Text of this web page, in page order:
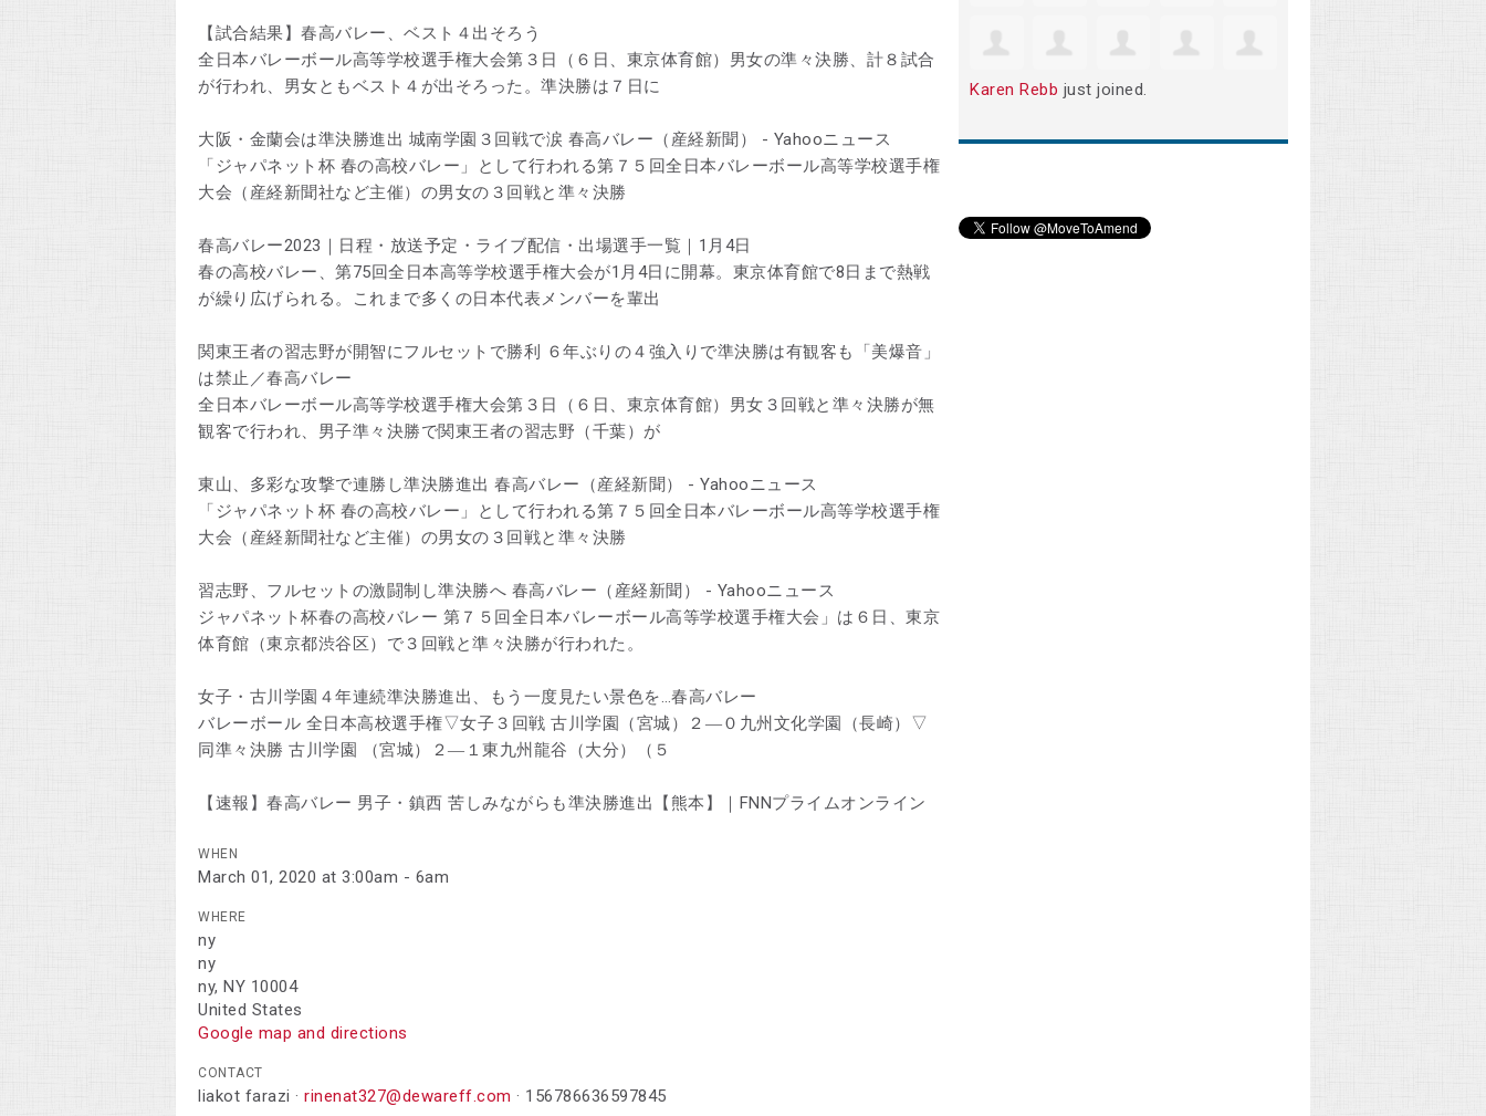
【試合結果】春高バレー、ベスト４出そろう
全日本バレーボール高等学校選手権大会第３日（６日、東京体育館）男女の準々決勝、計８試合
が行われ、男女ともベスト４が出そろった。準決勝は７日に
大阪・金蘭会は準決勝進出 城南学園３回戦で涙 春高バレー（産経新聞） - Yahooニュース
「ジャパネット杯 春の高校バレー」として行われる第７５回全日本バレーボール高等学校選手権
大会（産経新聞社など主催）の男女の３回戦と準々決勝
春高バレー2023｜日程・放送予定・ライブ配信・出場選手一覧｜1月4日
春の高校バレー、第75回全日本高等学校選手権大会が1月4日に開幕。東京体育館で8日まで熱戦
が繰り広げられる。これまで多くの日本代表メンバーを輩出
関東王者の習志野が開智にフルセットで勝利 ６年ぶりの４強入りで準決勝は有観客も「美爆音」
は禁止／春高バレー
全日本バレーボール高等学校選手権大会第３日（６日、東京体育館）男女３回戦と準々決勝が無
観客で行われ、男子準々決勝で関東王者の習志野（千葉）が
東山、多彩な攻撃で連勝し準決勝進出 春高バレー（産経新聞） - Yahooニュース
「ジャパネット杯 春の高校バレー」として行われる第７５回全日本バレーボール高等学校選手権
大会（産経新聞社など主催）の男女の３回戦と準々決勝
習志野、フルセットの激闘制し準決勝へ 春高バレー（産経新聞） - Yahooニュース
ジャパネット杯春の高校バレー 第７５回全日本バレーボール高等学校選手権大会」は６日、東京
体育館（東京都渋谷区）で３回戦と準々決勝が行われた。
女子・古川学園４年連続準決勝進出、もう一度見たい景色を…春高バレー
バレーボール 全日本高校選手権▽女子３回戦 古川学園（宮城）２―０九州文化学園（長崎）▽
同準々決勝 古川学園 （宮城）２―１東九州龍谷（大分）（５
【速報】春高バレー 男子・鎮西 苦しみながらも準決勝進出【熊本】｜FNNプライムオンライン
WHEN
March 01, 2020 at 3:00am - 6am
WHERE
ny
ny
ny, NY 10004
United States
Google map and directions
CONTACT
liakot farazi · rinenat327@dewareff.com · 156786636597845
Karen Rebb just joined.